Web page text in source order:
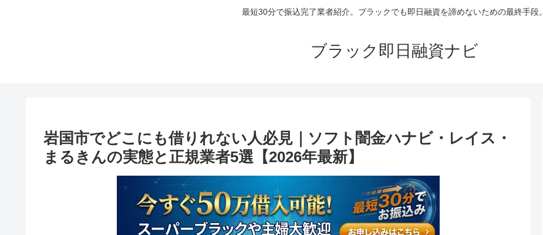
最短30分で振込完了業者紹介。ブラックでも即日融資を諦めないための最終手段。
ブラック即日融資ナビ
岩国市でどこにも借りれない人必見｜ソフト闇金ハナビ・レイス・
まるきんの実態と正規業者5選【2026年最新】